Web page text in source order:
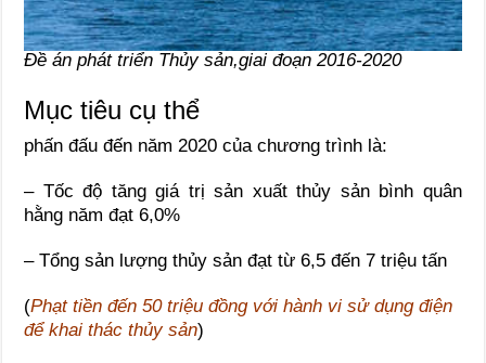
Đề án phát triển Thủy sản,giai đoạn 2016-2020
Mục tiêu cụ thể
phấn đấu đến năm 2020 của chương trình là:
– Tốc độ tăng giá trị sản xuất thủy sản bình quân
hằng năm đạt 6,0%
– Tổng sản lượng thủy sản đạt từ 6,5 đến 7 triệu tấn
(Phạt tiền đến 50 triệu đồng với hành vi sử dụng điện
để khai thác thủy sản)